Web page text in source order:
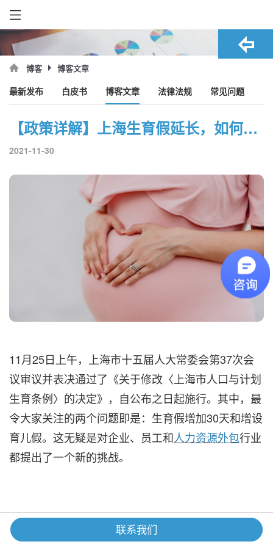
博客 博客文章
最新发布 白皮书 博客文章 法律法规 常见问题
【政策详解】上海生育假延长，如何减少对企业的影响？
2021-11-30
11月25日上午，上海市十五届人大常委会第37次会
议审议并表决通过了《关于修改〈上海市人口与计划
生育条例〉的决定》，自公布之日起施行。其中，最
令大家关注的两个问题即是：生育假增加30天和增设
育儿假。这无疑是对企业、员工和人力资源外包行业
都提出了一个新的挑战。
联系我们